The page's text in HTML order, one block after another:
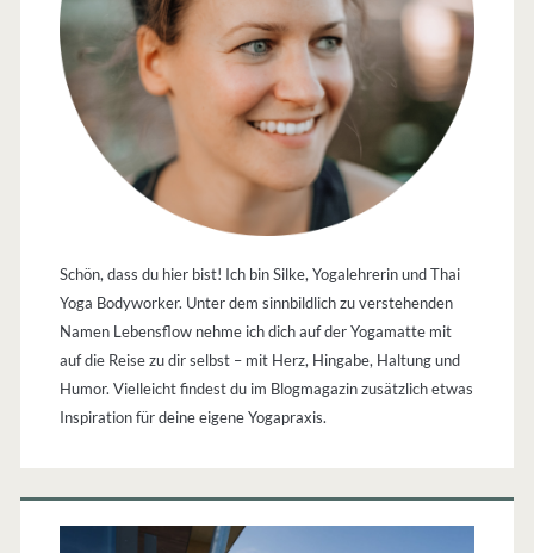
Schön, dass du hier bist! Ich bin Silke, Yogalehrerin und Thai
Yoga Bodyworker. Unter dem sinnbildlich zu verstehenden
Namen Lebensflow nehme ich dich auf der Yogamatte mit
auf die Reise zu dir selbst – mit Herz, Hingabe, Haltung und
Humor. Vielleicht findest du im Blogmagazin zusätzlich etwas
Inspiration für deine eigene Yogapraxis.